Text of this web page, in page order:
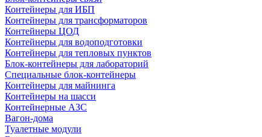
Контейнеры для ИБП
Контейнеры для трансформаторов
Контейнеры ЦОД
Контейнеры для водоподготовки
Контейнеры для тепловых пунктов
Блок-контейнеры для лабораторий
Специальные блок-контейнеры
Контейнеры для майнинга
Контейнеры на шасси
Контейнерные АЗС
Вагон-дома
Туалетные модули